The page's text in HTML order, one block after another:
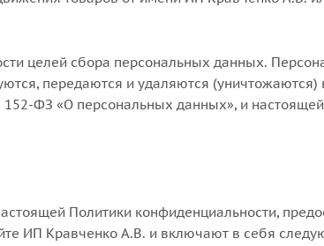
целей сбора персональных данных.
передаются и удаляются (уничтожаются)
ФЗ «О персональных данных», и
Политики конфиденциальности,
ИП Кравченко А.В. и включают в себя